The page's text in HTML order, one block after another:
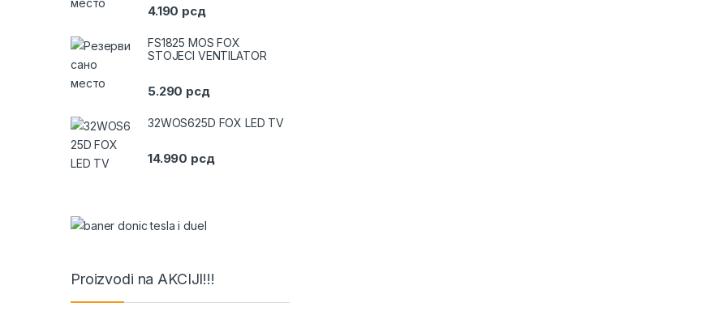
4.190 рсд
FS1825 MOS FOX
STOJECI VENTILATOR
5.290 рсд
32WOS625D FOX LED TV
14.990 рсд
Proizvodi na AKCIJI!!!